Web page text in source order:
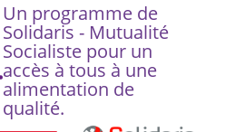
Un programme de
Solidaris - Mutualité
Socialiste pour un
accès à tous à une
alimentation de
qualité.